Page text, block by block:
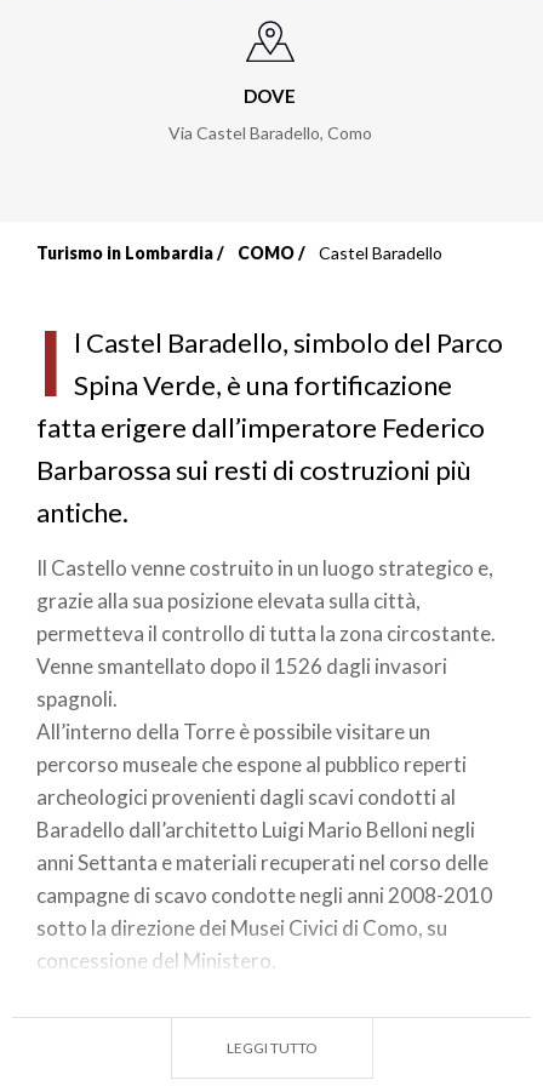
DOVE
Via Castel Baradello, Como
di
pane
Turismo in Lombardia COMO Castel Baradello
I l Castel Baradello, simbolo del Parco
Spina Verde, è una fortificazione
fatta erigere dall’imperatore Federico
Barbarossa sui resti di costruzioni più
antiche.
Il Castello venne costruito in un luogo strategico e,
grazie alla sua posizione elevata sulla città,
permetteva il controllo di tutta la zona circostante.
Venne smantellato dopo il 1526 dagli invasori
spagnoli.
All’interno della Torre è possibile visitare un
percorso museale che espone al pubblico reperti
archeologici provenienti dagli scavi condotti al
Baradello dall’architetto Luigi Mario Belloni negli
anni Settanta e materiali recuperati nel corso delle
campagne di scavo condotte negli anni 2008-2010
sotto la direzione dei Musei Civici di Como, su
concessione del Ministero.
collaborazione tra il Museo Archeologico, il Parco
Spina Verde e la Soprintendenza.
LEGGI TUTTO